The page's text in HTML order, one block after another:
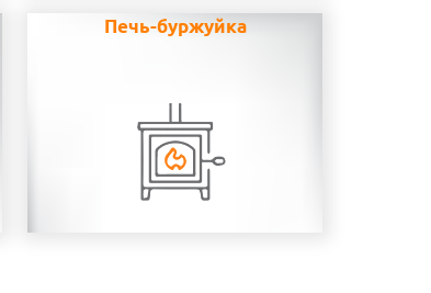
Печь-буржуйка